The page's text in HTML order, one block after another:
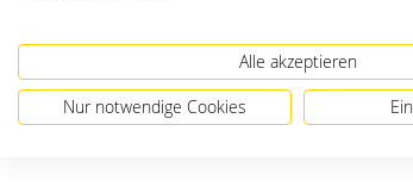
Zum
Alle akzeptieren
Nur notwendige Cookies